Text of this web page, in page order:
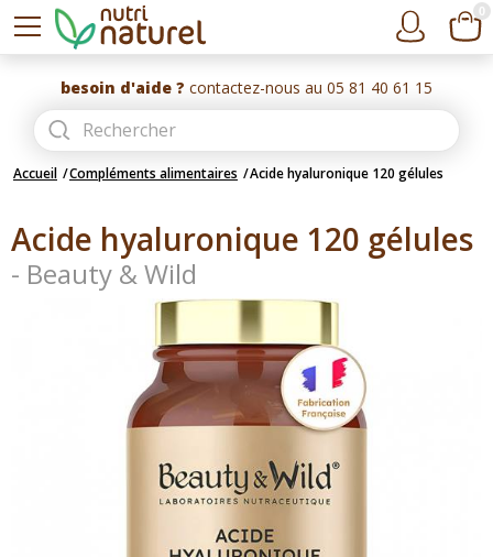
besoin d'aide ? contactez-nous au 05 81 40 61 15
Accueil Compléments alimentaires Acide hyaluronique 120 gélules
Acide hyaluronique 120 gélules
- Beauty & Wild
0